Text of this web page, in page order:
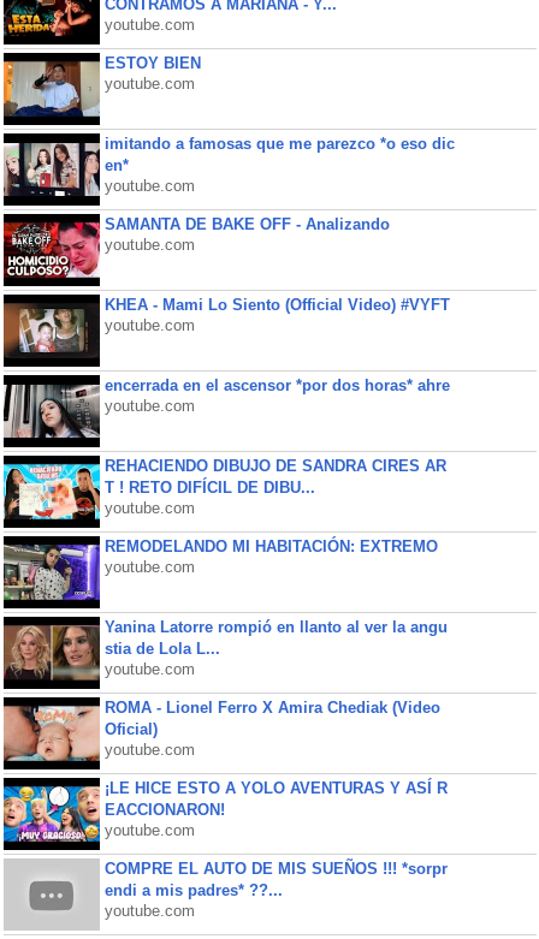
CONTRAMOS A MARIANA - Y...
youtube.com
ESTOY BIEN
youtube.com
imitando a famosas que me parezco *o eso dic
en*
youtube.com
SAMANTA DE BAKE OFF - Analizando
youtube.com
KHEA - Mami Lo Siento (Official Video) #VYFT
youtube.com
encerrada en el ascensor *por dos horas* ahre
youtube.com
REHACIENDO DIBUJO DE SANDRA CIRES AR
T ! RETO DIFÍCIL DE DIBU...
youtube.com
REMODELANDO MI HABITACIÓN: EXTREMO
youtube.com
Yanina Latorre rompió en llanto al ver la angu
stia de Lola L...
youtube.com
ROMA - Lionel Ferro X Amira Chediak (Video
Oficial)
youtube.com
¡LE HICE ESTO A YOLO AVENTURAS Y ASÍ R
EACCIONARON!
youtube.com
COMPRE EL AUTO DE MIS SUEÑOS !!! *sorpr
endi a mis padres* ??...
youtube.com